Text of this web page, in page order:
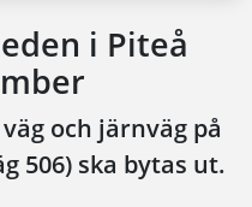
i Piteå
och järnväg på
506) ska bytas ut.